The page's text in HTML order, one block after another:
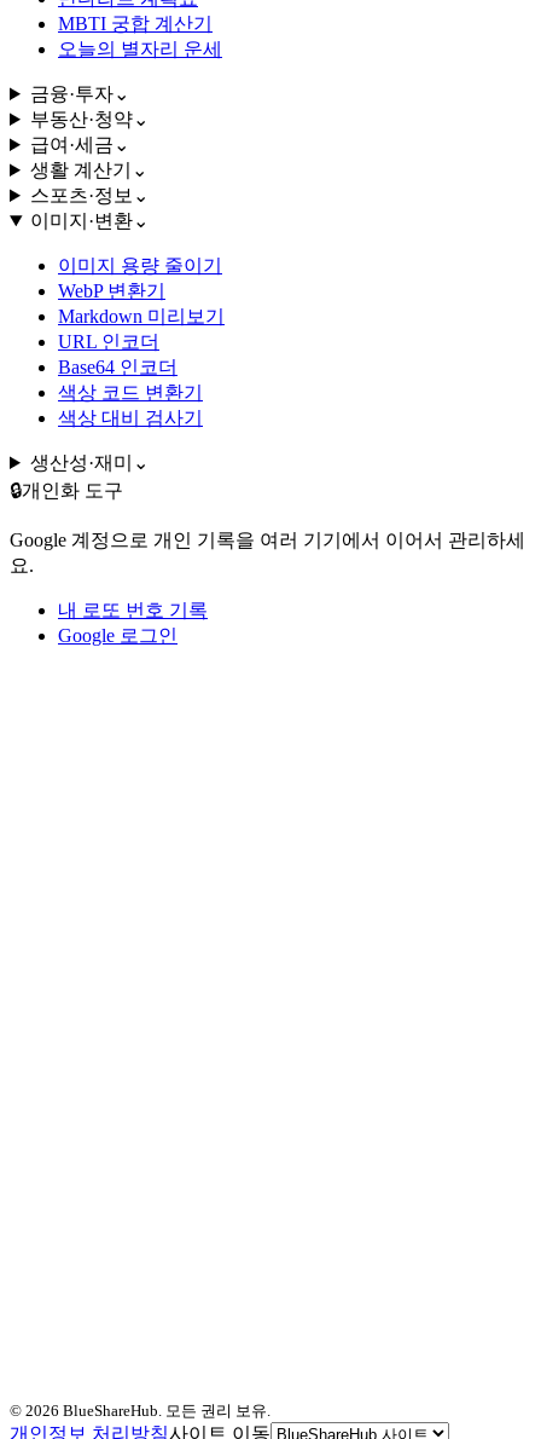
MBTI 궁합 계산기
오늘의 별자리 운세
금융·투자⌄
부동산·청약⌄
급여·세금 ⌄
생활 계산기 ⌄
스포츠·정보 ⌄
이미지·변환⌄
이미지 용량 줄이기
WebP 변환기
Markdown 미리보기
URL 인코더
Base64 인코더
색상 코드 변환기
색상 대비 검사기
생산성·재미 ⌄
🔒개인화 도구
Google 계정으로 개인 기록을 여러 기기에서 이어서 관리하세
요.
내 로또 번호 기록
Google 로그인
© 2026 BlueShareHub. 모든 권리 보유.
개인정보 처리방침사이트 이동